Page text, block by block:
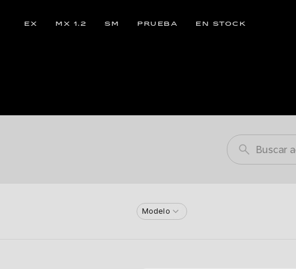
EX MX 1.2 SM PRUEBA EN STOCK
Modelo